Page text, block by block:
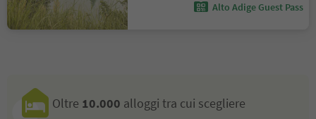
Alto Adige Guest Pass
Oltre 10.000 alloggi tra cui scegliere